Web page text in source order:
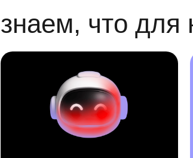
знаем, что для